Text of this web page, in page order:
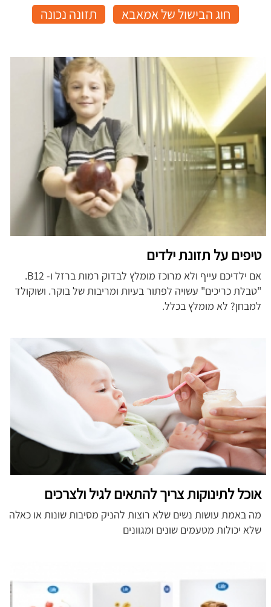
חוג הבישול של אמאבא
תזונה נכונה
טיפים על תזונת ילדים
אם ילדיכם עייף ולא מרוכז מומלץ לבדוק רמות ברזל ו- B12.
"טבלת כריכים" עשויה לפתור בעיות ומריבות של בוקר. ושוקולד
למבחן? לא מומלץ בכלל.
אוכל לתינוקות צריך להתאים לגיל ולצרכים
מה באמת עושות נשים שלא רוצות להניק מסיבות שונות או כאלה
שלא יכולות מטעמים שונים ומגוונים